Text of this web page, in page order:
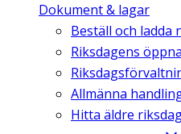
Dokument & lagar
Beställ och ladda
Riksdagens
Allmänna
Hitta äldre